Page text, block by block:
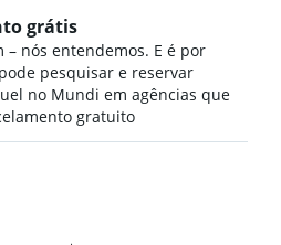
grátis
– nós entendemos. E é por
pesquisar e reservar
no Mundi em agências que
gratuito